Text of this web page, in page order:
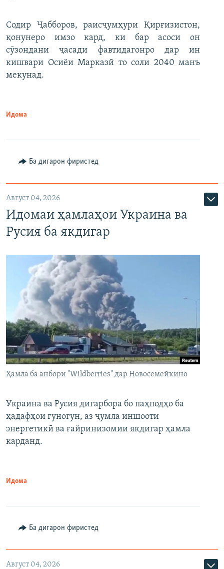
Содир Ҷабборов, раисҷумҳури Қирғизистон,
қонунеро имзо кард, ки бар асоси он
сӯзондани ҷасади фавтидагонро дар ин
кишвари Осиёи Марказӣ то соли 2040 манъ
мекунад.
Идома
Ба дигарон фиристед
Август 04, 2026
Идомаи ҳамлаҳои Украина ва
Русия ба якдигар
Ҳамла ба анбори "Wildberries" дар Новосемейкино
Украина ва Русия дигарбора бо паҳподҳо ба
ҳадафҳои гуногун, аз ҷумла иншооти
энергетикӣ ва ғайринизомии якдигар ҳамла
карданд.
Идома
Ба дигарон фиристед
Август 04, 2026